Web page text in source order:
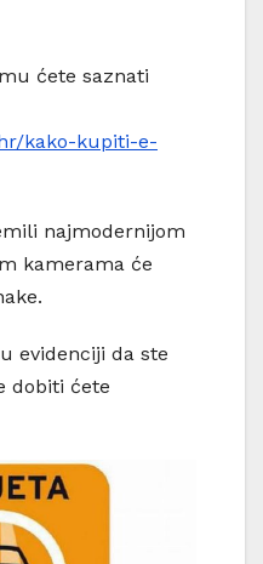
ćete saznati
kako-kupiti-e-
najmodernijom
kamerama će
evidenciji da ste
dobiti ćete